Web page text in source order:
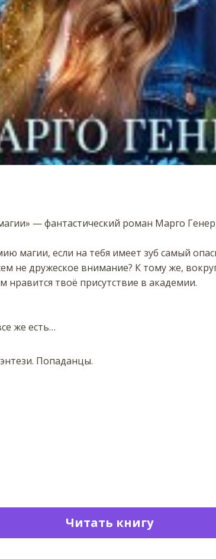
— фантастический роман Марго
магии, если на тебя имеет зуб самый
не дружеское внимание? К тому же,
нравится твоё присутствие в академии.
же есть…
Попаданцы.
Читать книгу